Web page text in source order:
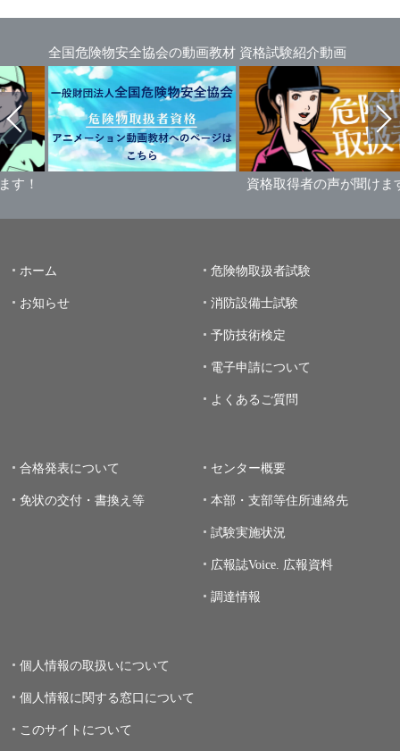
安全協会の動画教材 資格試験紹介動画
資格取得者の声が聞けます！ 資格取得
ホーム
お知らせ
危険物取扱者試験
消防設備士試験
予防技術検定
電子申請について
よくあるご質問
合格発表について
免状の交付・書換え等
センター概要
本部・支部等住所連絡先
試験実施状況
広報誌Voice. 広報資料
調達情報
個人情報の取扱いについて
個人情報に関する窓口について
このサイトについて